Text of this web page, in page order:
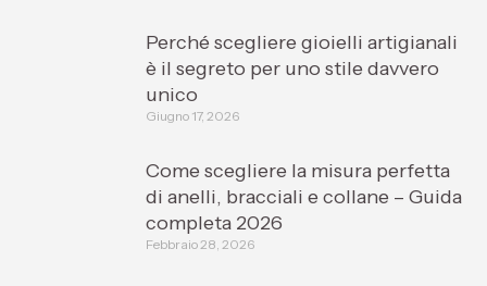
Perché scegliere gioielli artigianali
è il segreto per uno stile davvero
unico
Giugno 17, 2026
Come scegliere la misura perfetta
di anelli, bracciali e collane – Guida
completa 2026
Febbraio 28, 2026